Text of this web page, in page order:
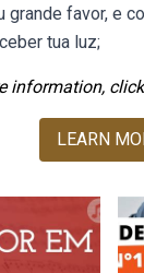
favor, e
tua luz;
information,
LEARN